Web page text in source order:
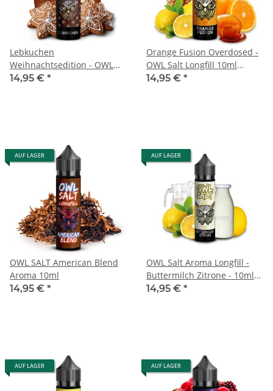
Lebkuchen
Weihnachtsedition - OWL
Salt Longfill 10ml Aroma
14,95 € *
Orange Fusion Overdosed -
OWL Salt Longfill 10ml
Aroma
14,95 € *
AUF LAGER
OWL SALT American Blend
Aroma 10ml
14,95 € *
AUF LAGER
OWL Salt Aroma Longfill -
Buttermilch Zitrone - 10ml
in 60ml Flasche
14,95 € *
AUF LAGER AUF LAGER